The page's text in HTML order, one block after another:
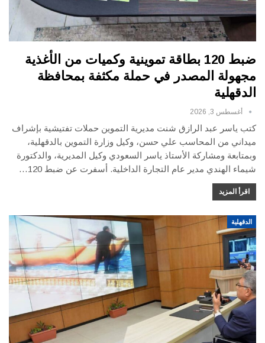
ضبط 120 بطاقة تموينية وكميات من الأغذية
مجهولة المصدر في حملة مكثفة بمحافظة
الدقهلية
أغسطس 3, 2026
كتب ياسر عبد الرازق شنت مديرية التموين حملات تفتيشية بإشراف
ميداني من المحاسب علي حسن، وكيل وزارة التموين بالدقهلية،
وبمتابعة ومشاركة الأستاذ ياسر السعودي وكيل المديرية، والدكتورة
شيماء الهندي مدير عام التجارة الداخلية. أسفرت عن ضبط 120…
اقرأ المزيد
الدقهلية